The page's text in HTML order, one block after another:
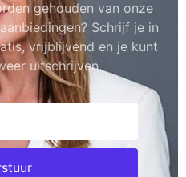
gehouden van onze
Schrijf je in
vrijblijvend en je kunt
uitschrijven.